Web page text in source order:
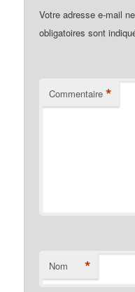
Votre adresse e-mail
obligatoires sont
Commentaire *
Nom *